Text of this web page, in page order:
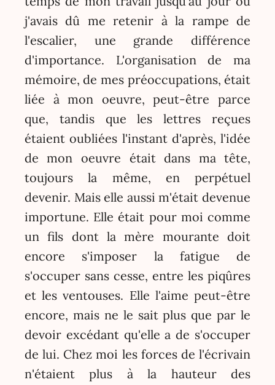
j'avais dû me retenir à la rampe de
l'escalier, une grande différence
d'importance. L'organisation de ma
mémoire, de mes préoccupations, était
liée à mon oeuvre, peut-être parce
que, tandis que les lettres reçues
étaient oubliées l'instant d'après, l'idée
de mon oeuvre était dans ma tête,
toujours la même, en perpétuel
devenir. Mais elle aussi m'était devenue
importune. Elle était pour moi comme
un fils dont la mère mourante doit
encore s'imposer la fatigue de
s'occuper sans cesse, entre les piqûres
et les ventouses. Elle l'aime peut-être
encore, mais ne le sait plus que par le
devoir excédant qu'elle a de s'occuper
de lui. Chez moi les forces de l'écrivain
n'étaient plus à la hauteur des